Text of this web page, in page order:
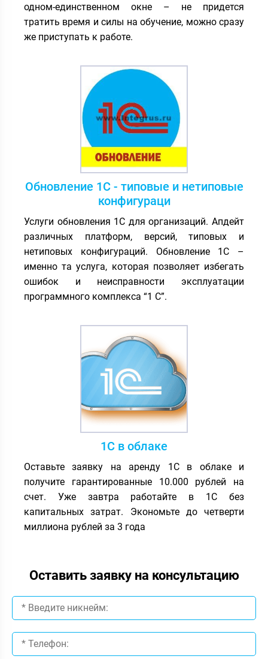
одном-единственном окне – не придется
тратить время и силы на обучение, можно сразу
же приступать к работе.
Обновление 1С - типовые и нетиповые
конфигураци
Услуги обновления 1С для организаций. Апдейт
различных платформ, версий, типовых и
нетиповых конфигураций. Обновление 1С –
именно та услуга, которая позволяет избегать
ошибок и неисправности эксплуатации
программного комплекса “1 С”.
1С в облаке
Оставьте заявку на аренду 1С в облаке и
получите гарантированные 10.000 рублей на
счет. Уже завтра работайте в 1С без
капитальных затрат. Экономьте до четверти
миллиона рублей за 3 года
Оставить заявку на консультацию